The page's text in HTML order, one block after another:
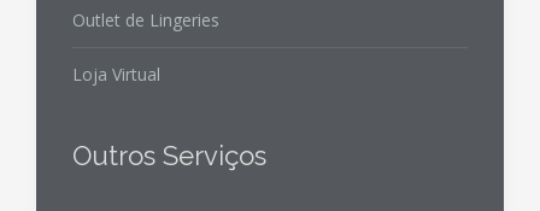
Outlet de Lingeries
Loja Virtual
Outros Serviços